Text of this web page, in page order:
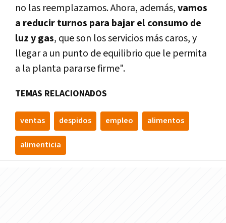
no las reemplazamos. Ahora, además,vamos
a reducir turnos para bajar el consumo de
luz y gas, que son los servicios más caros, y
llegar a un punto de equilibrio que le permita
a la planta pararse firme".
TEMAS RELACIONADOS
ventas despidos empleo alimentos
alimenticia